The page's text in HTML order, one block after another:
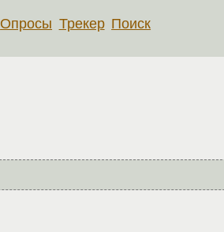
Опросы Трекер Поиск